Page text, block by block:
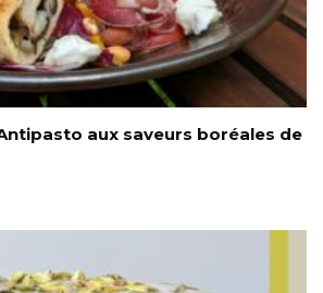
aux saveurs boréales de